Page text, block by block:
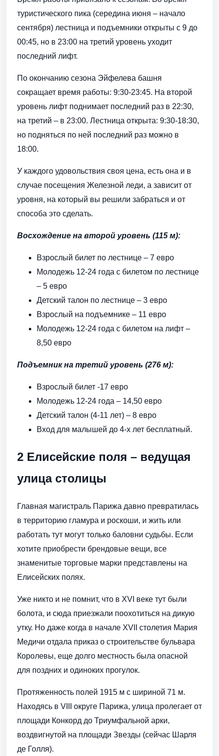
туристического пика (середина июня – начало
сентября) лестница и подъемники открыты с 9 до
00:45, но в 23:00 на третий уровень уходит
последний лифт.
По окончанию сезона Эйфелева башня
сокращает время работы: 9:30-23:45. На второй
уровень лифт поднимает последний раз в 22:30,
на третий – в 23:00. Лестница открыта: 9:30-18:30,
но подняться по ней последний раз можно в
18:00.
У каждого удовольствия своя цена, есть она и в
случае посещения Железной леди, а зависит от
уровня, на который вы решили забраться и от
способа это сделать.
Восхождение на второй уровень (115 м):
Взрослый билет по лестнице – 7 евро
Молодежь 12-24 года с билетом по лестнице
– 5 евро
Детский талон по лестнице – 3 евро
Взрослый на подъемнике – 11 евро
Молодежь 12-24 года с билетом на лифт –
8,50 евро
Подъемник на третий уровень (276 м):
Взрослый билет -17 евро
Молодежь 12-24 года – 14,50 евро
Детский талон (4-11 лет) – 8 евро
Вход для малышей до 4-х лет бесплатный.
2 Елисейские поля – ведущая
улица столицы
Главная магистраль Парижа давно превратилась
в территорию гламура и роскоши, и жить или
работать тут могут только баловни судьбы. Если
хотите приобрести брендовые вещи, все
знаменитые торговые марки представлены на
Елисейских полях.
Уже никто и не помнит, что в XVI веке тут были
болота, и сюда приезжали поохотиться на дикую
утку. Но даже когда в начале XVII столетия Мария
Медичи отдала приказ о строительстве бульвара
Королевы, еще долго местность была опасной
для поздних и одиноких прогулок.
Протяженность полей 1915 м с шириной 71 м.
Находясь в VIII округе Парижа, улица пролегает от
площади Конкорд до Триумфальной арки,
воздвигнутой на площади Звезды (сейчас Шарля
де Голля).